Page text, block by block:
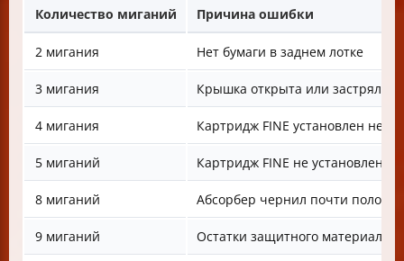
Количество миганий Причина ошибки
2 мигания Нет бумаги в заднем лотке
3 мигания Крышка открыта или застряла
4 мигания Картридж FINE установлен
5 миганий Картридж FINE не установлен
8 миганий Абсорбер чернил почти полон
9 миганий Остатки защитного материала